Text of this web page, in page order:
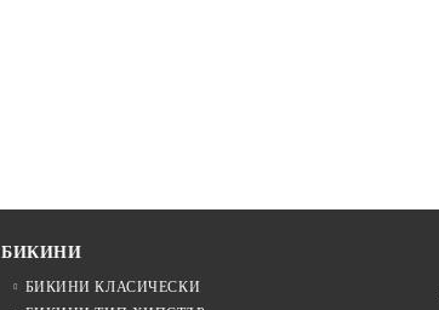
БИКИНИ
БИКИНИ КЛАСИЧЕСКИ